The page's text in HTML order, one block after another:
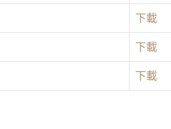
下載
下載
下載